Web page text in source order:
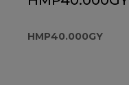
HMP40.000GY